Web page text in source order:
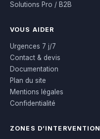
Solutions Pro / B2B
VOUS AIDER
Urgences 7 j/7
Contact & devis
Documentation
Plan du site
Mentions légales
Confidentialité
ZONES D’INTERVENTION